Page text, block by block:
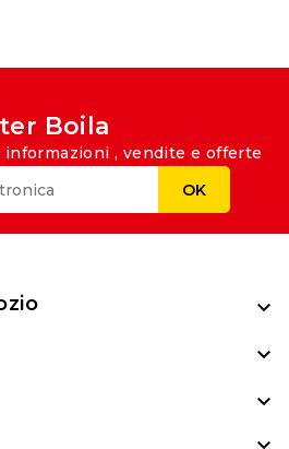
Boila
informazioni , vendite e offerte


